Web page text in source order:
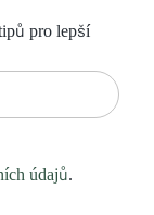
pro lepší
údajů.